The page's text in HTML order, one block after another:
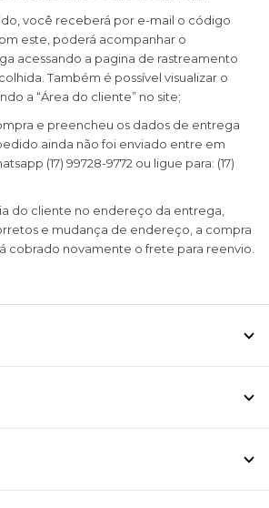
você receberá por e-mail o código
este, poderá acompanhar o
acessando a pagina de rastreamento
Também é possível visualizar o
a “Área do cliente” no site;
e preencheu os dados de entrega
ainda não foi enviado entre em
(17) 99728-9772 ou ligue para: (17)
do cliente no endereço da entrega,
e mudança de endereço, a compra
cobrado novamente o frete para reenvio.